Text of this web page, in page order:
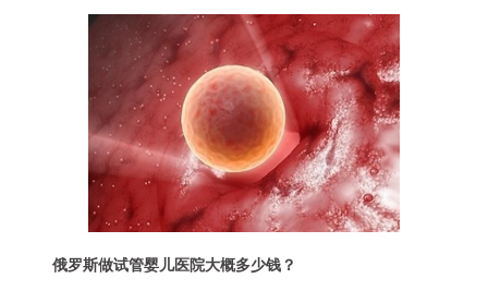
俄罗斯做试管婴儿医院大概多少钱？